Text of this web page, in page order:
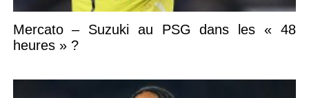
Mercato – Suzuki au PSG dans les « 48
heures » ?